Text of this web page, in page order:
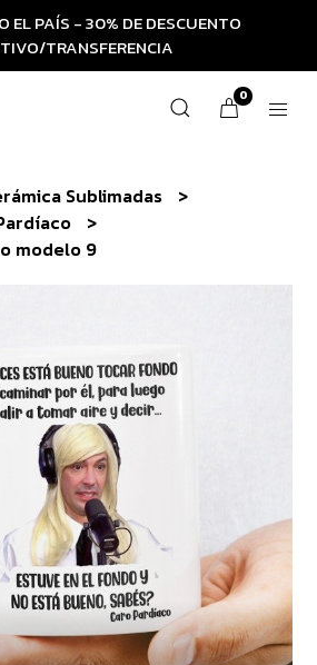
EL PAÍS - 30% DE DESCUENTO
TRANSFERENCIA
0
Sublimadas
modelo 9